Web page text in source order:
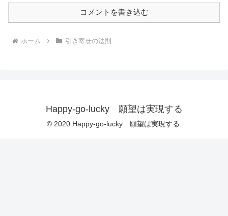
コメントを書き込む
ホーム 引き寄せの法則
Happy-go-lucky 願望は実現する
© 2020 Happy-go-lucky 願望は実現する.